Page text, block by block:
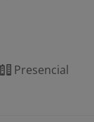
Presencial